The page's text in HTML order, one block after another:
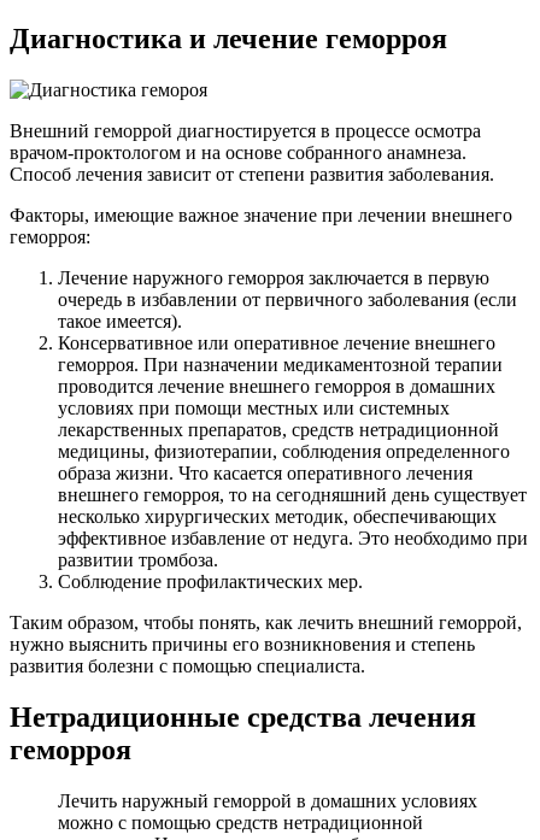
Диагностика и лечение геморроя
Внешний геморрой диагностируется в процессе осмотра
врачом-проктологом и на основе собранного анамнеза.
Способ лечения зависит от степени развития заболевания.
Факторы, имеющие важное значение при лечении внешнего
геморроя:
Лечение наружного геморроя заключается в первую
очередь в избавлении от первичного заболевания (если
такое имеется).
Консервативное или оперативное лечение внешнего
геморроя. При назначении медикаментозной терапии
проводится лечение внешнего геморроя в домашних
условиях при помощи местных или системных
лекарственных препаратов, средств нетрадиционной
медицины, физиотерапии, соблюдения определенного
образа жизни. Что касается оперативного лечения
внешнего геморроя, то на сегодняшний день существует
несколько хирургических методик, обеспечивающих
эффективное избавление от недуга. Это необходимо при
развитии тромбоза.
Соблюдение профилактических мер.
Таким образом, чтобы понять, как лечить внешний геморрой,
нужно выяснить причины его возникновения и степень
развития болезни с помощью специалиста.
Нетрадиционные средства лечения
геморроя
Лечить наружный геморрой в домашних условиях
можно с помощью средств нетрадиционной